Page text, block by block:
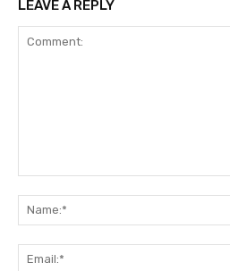
LEAVE A REPLY